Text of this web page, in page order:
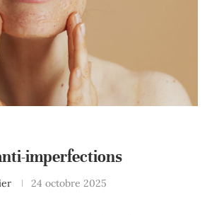
imperfections
24 octobre 2025